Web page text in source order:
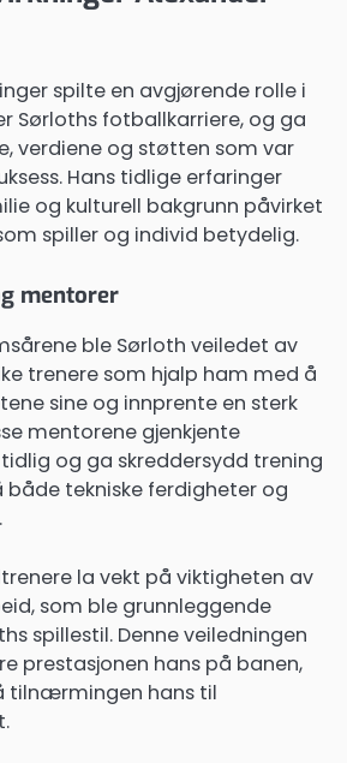
spilte en avgjørende rolle i
Sørloths fotballkarriere, og ga
verdiene og støtten som var
Hans tidlige erfaringer
og kulturell bakgrunn påvirket
spiller og individ betydelig.
mentorer
ble Sørloth veiledet av
trenere som hjalp ham med å
sine og innprente en sterk
mentorene gjenkjente
og ga skreddersydd trening
både tekniske ferdigheter og
la vekt på viktigheten av
som ble grunnleggende
spillestil. Denne veiledningen
prestasjonen hans på banen,
tilnærmingen hans til